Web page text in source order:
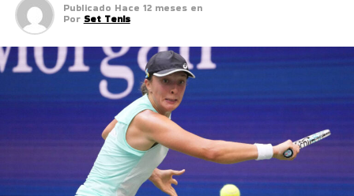
Publicado Hace 12 meses en
Por Set Tenis